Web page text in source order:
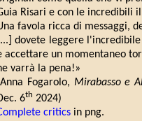
Risari e con le incredibili
favola ricca di messaggi,
dovete leggere
accettare un momentaneo
varrà la pena!»
Fogarolo, Mirabasso e
6th 2024)
critics in png.